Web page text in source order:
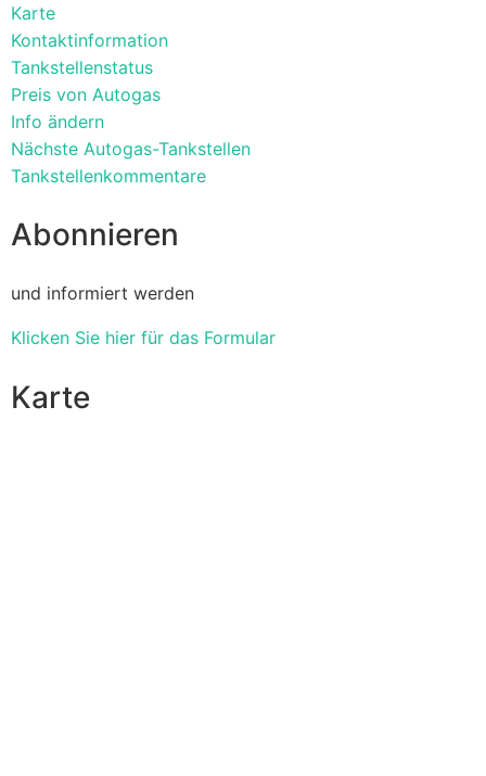
Karte
Kontaktinformation
Tankstellenstatus
Preis von Autogas
Info ändern
Nächste Autogas-Tankstellen
Tankstellenkommentare
Abonnieren
und informiert werden
Klicken Sie hier für das Formular
Karte